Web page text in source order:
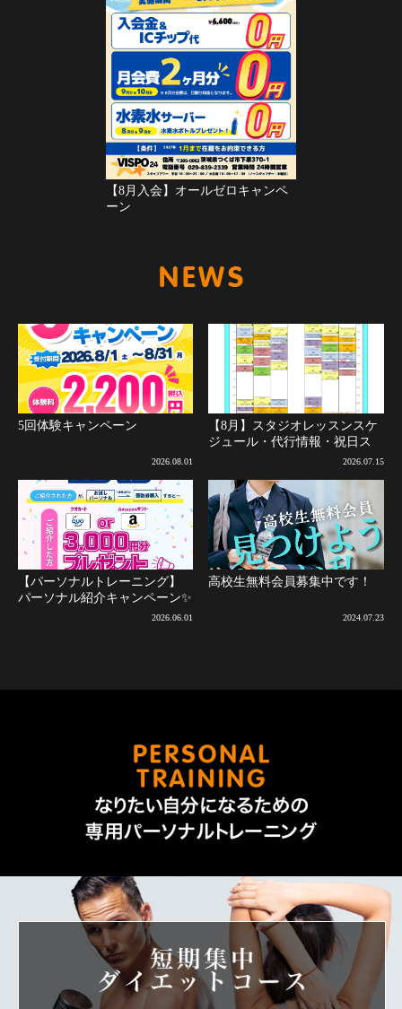
【8月入会】オールゼロキャンペ
ーン
5回体験キャンペーン
2026.08.01
【8月】スタジオレッスンスケ
ジュール・代行情報・祝日ス
ケジュールについて(8月2日更
2026.07.15
【パーソナルトレーニング】
パーソナル紹介キャンペーン✨
2026.06.01
高校生無料会員募集中です！
2024.07.23
短期集中ダ